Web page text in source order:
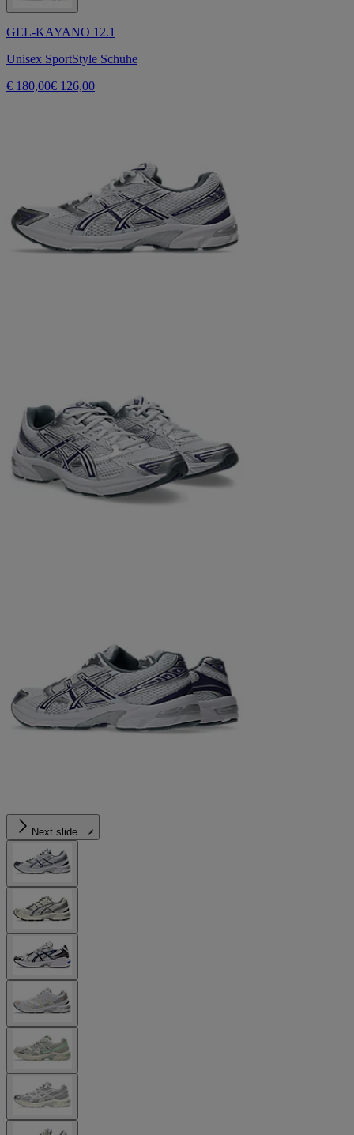
GEL-KAYANO 12.1
Unisex SportStyle Schuhe
€ 180,00€ 126,00
Next slide